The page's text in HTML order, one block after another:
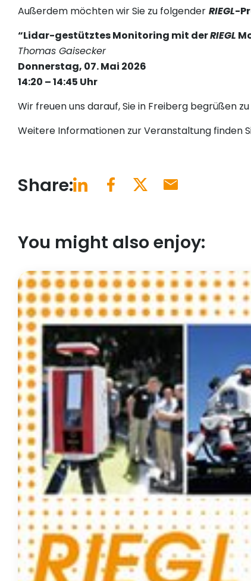
Außerdem möchten wir Sie zu folgender RIEGL-
“Lidar-gestütztes Monitoring mit derRIEGL
Thomas Gaisecker
Donnerstag, 07. Mai 2026
14:20 – 14:45 Uhr
Wir freuen uns darauf, Sie in Freiberg begrüßen
Weitere Informationen zur Veranstaltung finden
Share:
You might also enjoy: